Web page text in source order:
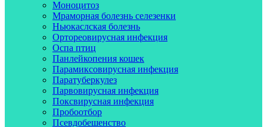
Моноцитоз
Мраморная болезнь селезенки
Ньюкаслская болезнь
Ортореовирусная инфекция
Оспа птиц
Панлейкопения кошек
Парамиксовирусная инфекция
Паратуберкулез
Парвовирусная инфекция
Поксвирусная инфекция
Пробоотбор
Псевдобешенство